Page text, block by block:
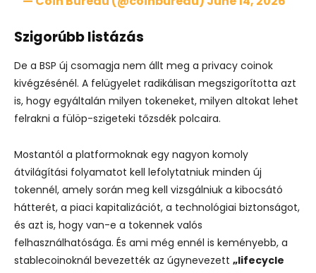
Szigorúbb listázás
De a BSP új csomagja nem állt meg a privacy coinok
kivégzésénél. A felügyelet radikálisan megszigorította azt
is, hogy egyáltalán milyen tokeneket, milyen altokat lehet
felrakni a fülöp-szigeteki tőzsdék polcaira.
Mostantól a platformoknak egy nagyon komoly
átvilágítási folyamatot kell lefolytatniuk minden új
tokennél, amely során meg kell vizsgálniuk a kibocsátó
hátterét, a piaci kapitalizációt, a technológiai biztonságot,
és azt is, hogy van-e a tokennek valós
felhasználhatósága. És ami még ennél is keményebb, a
stablecoinoknál bevezették az úgynevezett „lifecycle